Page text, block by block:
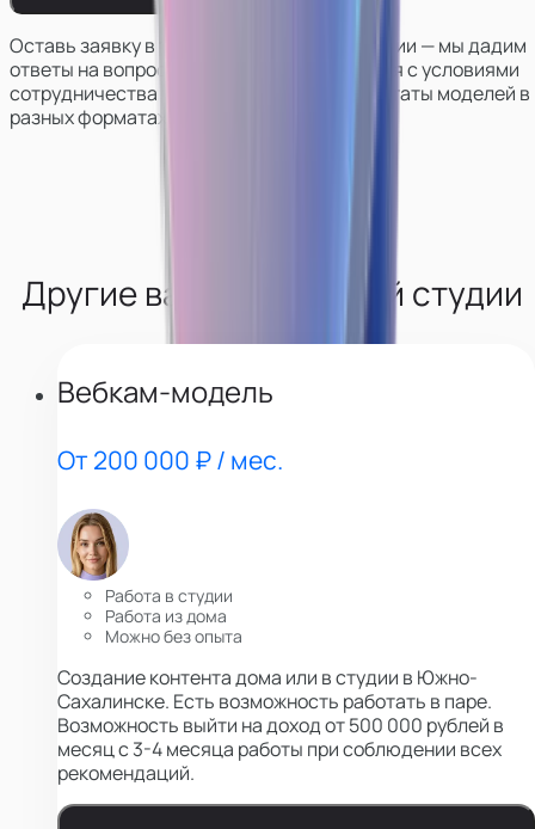
Оставь заявку в телеграм боте нашей студии — мы дадим
ответы на вопросы, поможем определиться с условиями
сотрудничества, покажем работу и результаты моделей в
разных форматах.
Другие вакансии нашей студии
Вебкам-модель
От 200 000 ₽ / мес.
Работа в студии
Работа из дома
Можно без опыта
Создание контента дома или в студии в Южно-
Сахалинске. Есть возможность работать в паре.
Возможность выйти на доход от 500 000 рублей в
месяц с 3-4 месяца работы при соблюдении всех
рекомендаций.